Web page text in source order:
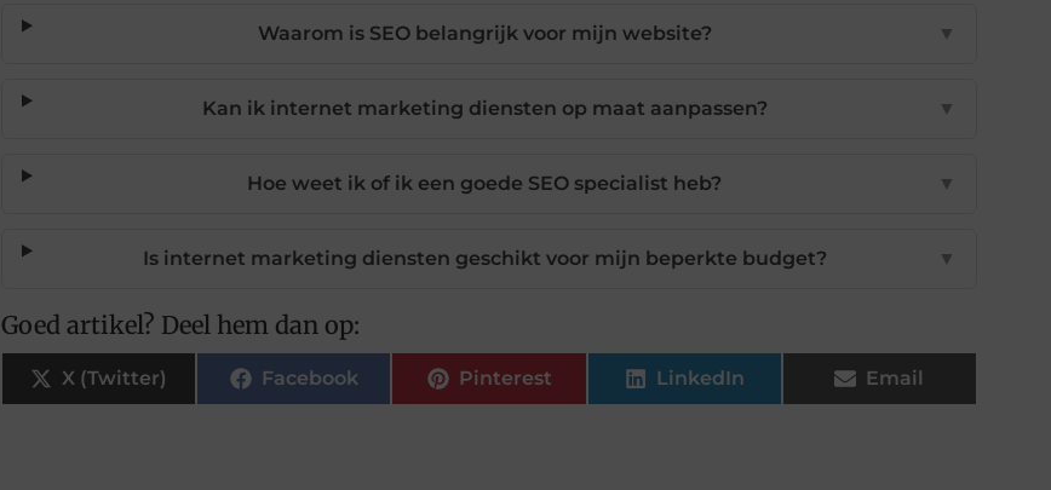
Waarom is SEO belangrijk voor mijn website? ▼
Kan ik internet marketing diensten op maat aanpassen? ▼
Hoe weet ik of ik een goede SEO specialist heb? ▼
Is internet marketing diensten geschikt voor mijn beperkte budget? ▼
Goed artikel? Deel hem dan op:
X (Twitter) Facebook Pinterest LinkedIn Email